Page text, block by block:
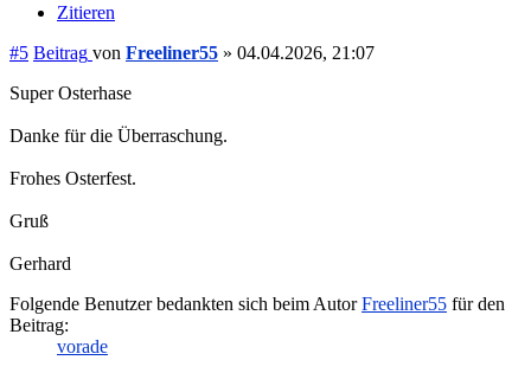
Zitieren
#5 Beitrag von Freeliner55 » 04.04.2026, 21:07
Super Osterhase
Danke für die Überraschung.
Frohes Osterfest.
Gruß
Gerhard
Folgende Benutzer bedankten sich beim AutorFreeliner55 für den
Beitrag:
vorade